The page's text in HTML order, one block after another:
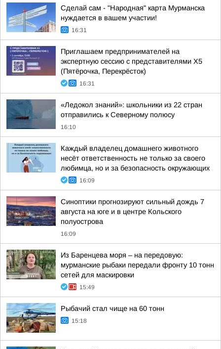
Сделай сам - "Народная" карта Мурманска
нуждается в вашем участии!
16:31
Приглашаем предпринимателей на
экспертную сессию с представителями X5
(Пятёрочка, Перекрёсток)
16:31
«Ледокол знаний»: школьники из 22 стран
отправились к Северному полюсу
16:10
Каждый владелец домашнего животного
несёт ответственность не только за своего
любимца, но и за безопасность окружающих
16:09
Синоптики прогнозируют сильный дождь 7
августа на юге и в центре Кольского
полуострова
16:09
Из Баренцева моря – на передовую:
мурманские рыбаки передали фронту 10 тонн
сетей для маскировки
15:49
Рыбачий стал чище на 60 тонн
15:18